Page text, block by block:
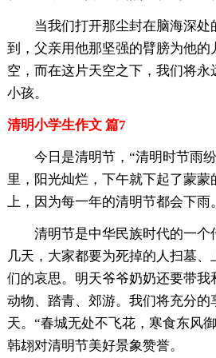
当我们打开那尘封在脑海深
到，父亲用他那坚强的臂膀为他的
空，而在这片天空之下，我们将永
小孩。
清明小学生作文 篇7
今日是清明节，“清明时节雨
里，阳光灿烂，下午就下起了蒙
上，因为每一年的清明节都会下雨。
清明节是中华民族时代的一
几天，大家都要为死掉的人扫墓、
们的哀思。明天爷爷奶奶还要带
动物、踏青、郊游。我们将充分的
天。“春城无处不飞花，寒食东风
韩翃对清明节美好景象赞誉。